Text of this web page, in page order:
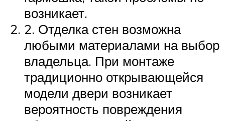
возникает.
2. Отделка стен возможна
любыми материалами на выбор
владельца. При монтаже
традиционно открывающейся
модели двери возникает
вероятность повреждения